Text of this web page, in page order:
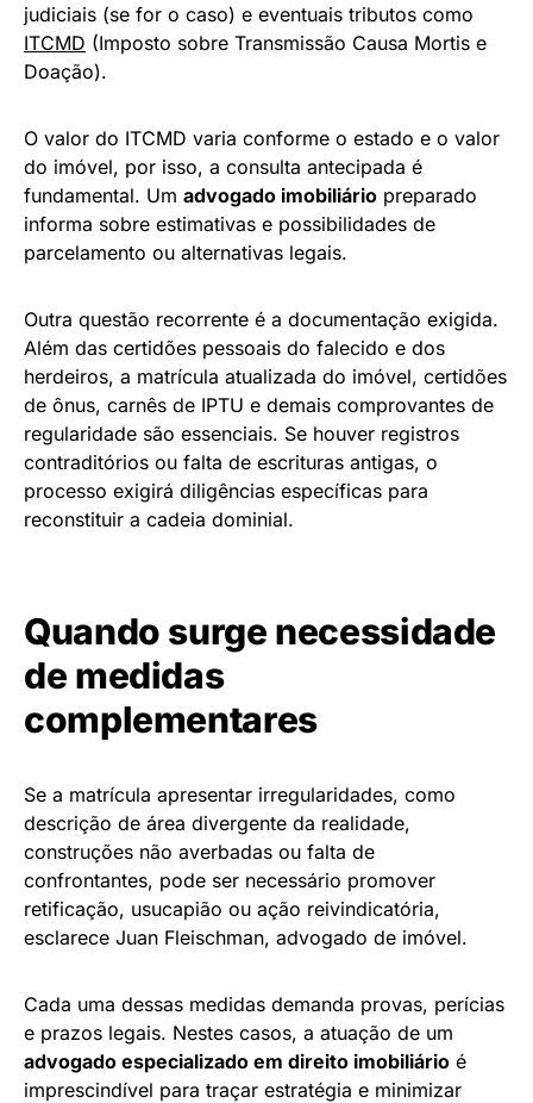
judiciais (se for o caso) e eventuais tributos como
ITCMD (Imposto sobre Transmissão Causa Mortis e
Doação).
O valor do ITCMD varia conforme o estado e o valor
do imóvel, por isso, a consulta antecipada é
fundamental. Um advogado imobiliário preparado
informa sobre estimativas e possibilidades de
parcelamento ou alternativas legais.
Outra questão recorrente é a documentação exigida.
Além das certidões pessoais do falecido e dos
herdeiros, a matrícula atualizada do imóvel, certidões
de ônus, carnês de IPTU e demais comprovantes de
regularidade são essenciais. Se houver registros
contraditórios ou falta de escrituras antigas, o
processo exigirá diligências específicas para
reconstituir a cadeia dominial.
Quando surge necessidade
de medidas
complementares
Se a matrícula apresentar irregularidades, como
descrição de área divergente da realidade,
construções não averbadas ou falta de
confrontantes, pode ser necessário promover
retificação, usucapião ou ação reivindicatória,
esclarece Juan Fleischman, advogado de imóvel.
Cada uma dessas medidas demanda provas, perícias
e prazos legais. Nestes casos, a atuação de um
advogado especializado em direito imobiliário é
imprescindível para traçar estratégia e minimizar